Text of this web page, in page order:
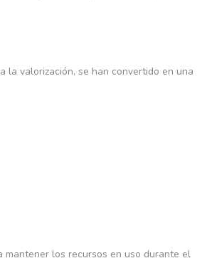
la valorización, se han convertido en una
mantener los recursos en uso durante el